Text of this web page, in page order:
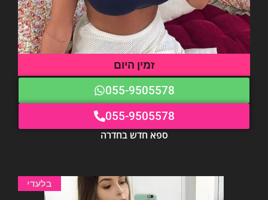
זמין היום
055-9505578
055-9505578
ספא חדש בחדרה
בלעדי